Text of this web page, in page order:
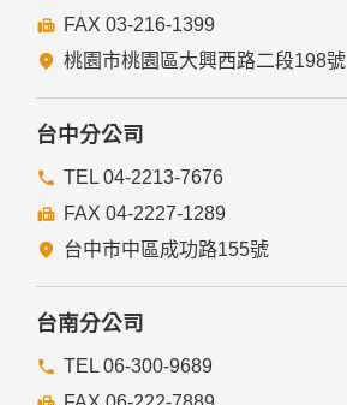
FAX 03-216-1399
桃園市桃園區大興西路二段198號
台中分公司
TEL 04-2213-7676
FAX 04-2227-1289
台中市中區成功路155號
台南分公司
TEL 06-300-9689